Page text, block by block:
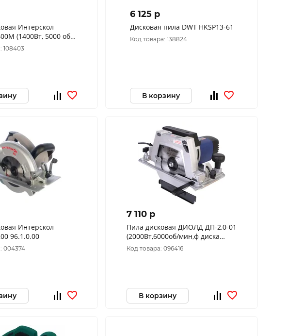
Интерскол
об/
мм,) 785.1.0.70
108403
6 125 p
Дисковая пила DWT HKSP13-61
Код товара: 138824
В корзину
Интерскол
96.1.0.00
004374
7 110 p
Пила дисковая ДИОЛД ДП-2,0-01
(2000Вт,6000об/мин,ф диска
200*32мм,ф 65мм,двиг щет)
10061055
Код товара: 096416
В корзину